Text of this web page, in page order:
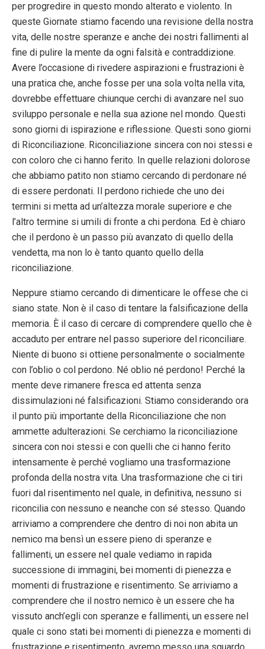
per progredire in questo mondo alterato e violento. In
queste Giornate stiamo facendo una revisione della nostra
vita, delle nostre speranze e anche dei nostri fallimenti al
fine di pulire la mente da ogni falsità e contraddizione.
Avere l’occasione di rivedere aspirazioni e frustrazioni è
una pratica che, anche fosse per una sola volta nella vita,
dovrebbe effettuare chiunque cerchi di avanzare nel suo
sviluppo personale e nella sua azione nel mondo. Questi
sono giorni di ispirazione e riflessione. Questi sono giorni
di Riconciliazione. Riconciliazione sincera con noi stessi e
con coloro che ci hanno ferito. In quelle relazioni dolorose
che abbiamo patito non stiamo cercando di perdonare né
di essere perdonati. Il perdono richiede che uno dei
termini si metta ad un’altezza morale superiore e che
l’altro termine si umili di fronte a chi perdona. Ed è chiaro
che il perdono è un passo più avanzato di quello della
vendetta, ma non lo è tanto quanto quello della
riconciliazione.
Neppure stiamo cercando di dimenticare le offese che ci
siano state. Non è il caso di tentare la falsificazione della
memoria. È il caso di cercare di comprendere quello che è
accaduto per entrare nel passo superiore del riconciliare.
Niente di buono si ottiene personalmente o socialmente
con l’oblio o col perdono. Né oblio né perdono! Perché la
mente deve rimanere fresca ed attenta senza
dissimulazioni né falsificazioni. Stiamo considerando ora
il punto più importante della Riconciliazione che non
ammette adulterazioni. Se cerchiamo la riconciliazione
sincera con noi stessi e con quelli che ci hanno ferito
intensamente è perché vogliamo una trasformazione
profonda della nostra vita. Una trasformazione che ci tiri
fuori dal risentimento nel quale, in definitiva, nessuno si
riconcilia con nessuno e neanche con sé stesso. Quando
arriviamo a comprendere che dentro di noi non abita un
nemico ma bensì un essere pieno di speranze e
fallimenti, un essere nel quale vediamo in rapida
successione di immagini, bei momenti di pienezza e
momenti di frustrazione e risentimento. Se arriviamo a
comprendere che il nostro nemico è un essere che ha
vissuto anch’egli con speranze e fallimenti, un essere nel
quale ci sono stati bei momenti di pienezza e momenti di